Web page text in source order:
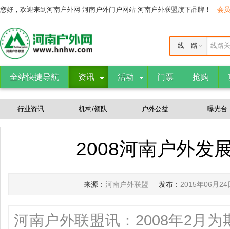
您好，欢迎来到河南户外网-河南户外门户网站-河南户外联盟旗下品牌！ 会
线路
线 路
全站快捷导航 资讯 活动 门票 抢购
行业资讯 机构/领队 户外公益 曝光台
2008河南户外发
来源： 河南户外联盟 发布： 2015年06月24
河南户外联盟讯：2008年2月为